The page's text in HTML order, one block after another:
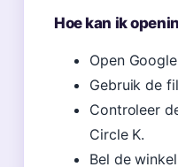
Hoe kan ik
Open
Gebruik de
Controleer
Circle K.
Bel de